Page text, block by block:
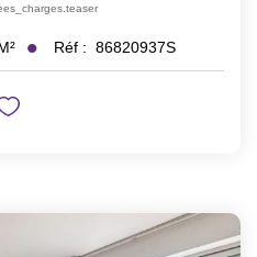
Réf : 86820937S